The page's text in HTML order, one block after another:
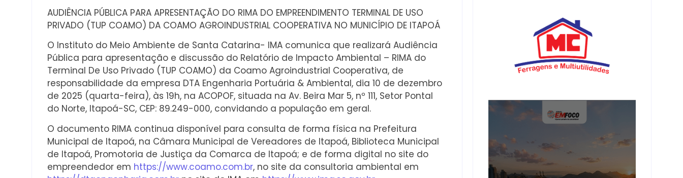
AUDIÊNCIA PÚBLICA PARA APRESENTAÇÃO DO RIMA DO EMPREENDIMENTO TERMINAL DE USO
PRIVADO (TUP COAMO) DA COAMO AGROINDUSTRIAL COOPERATIVA NO MUNICÍPIO DE ITAPOÁ
O Instituto do Meio Ambiente de Santa Catarina- IMA comunica que realizará Audiência
Pública para apresentação e discussão do Relatório de Impacto Ambiental – RIMA do
Terminal De Uso Privado (TUP COAMO) da Coamo Agroindustrial Cooperativa, de
responsabilidade da empresa DTA Engenharia Portuária & Ambiental, dia 10 de dezembro
de 2025 (quarta-feira), às 19h, na ACOPOF, situada na Av. Beira Mar 5, nº 111, Setor Pontal
do Norte, Itapoá-SC, CEP: 89.249-000, convidando a população em geral.
O documento RIMA continua disponível para consulta de forma física na Prefeitura
Municipal de Itapoá, na Câmara Municipal de Vereadores de Itapoá, Biblioteca Municipal
de Itapoá, Promotoria de Justiça da Comarca de Itapoá; e de forma digital no site do
empreendedor em https://www.coamo.com.br, no site da consultoria ambiental em